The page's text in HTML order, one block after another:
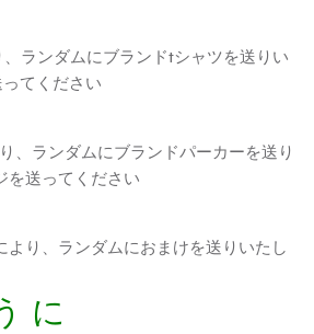
ランダムにブランドtシャツを送りい
てください
、ランダムにブランドパーカーを送り
を送ってください
り、ランダムにおまけを送りいたし
に